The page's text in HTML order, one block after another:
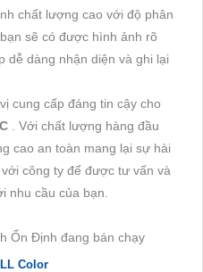
chất lượng cao với độ phân
sẽ có được hình ảnh rõ
dễ dàng nhận diện và ghi lại
cung cấp đáng tin cậy cho
. Với chất lượng hàng đầu
cao an toàn mang lại sự hài
công ty để được tư vấn và
nhu cầu của bạn.
Ổn Định đang bán chạy
Color